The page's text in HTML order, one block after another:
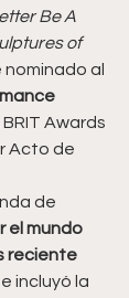
Be A
of
nominado al
Awards
Acto de
de
el mundo
reciente
incluyó la